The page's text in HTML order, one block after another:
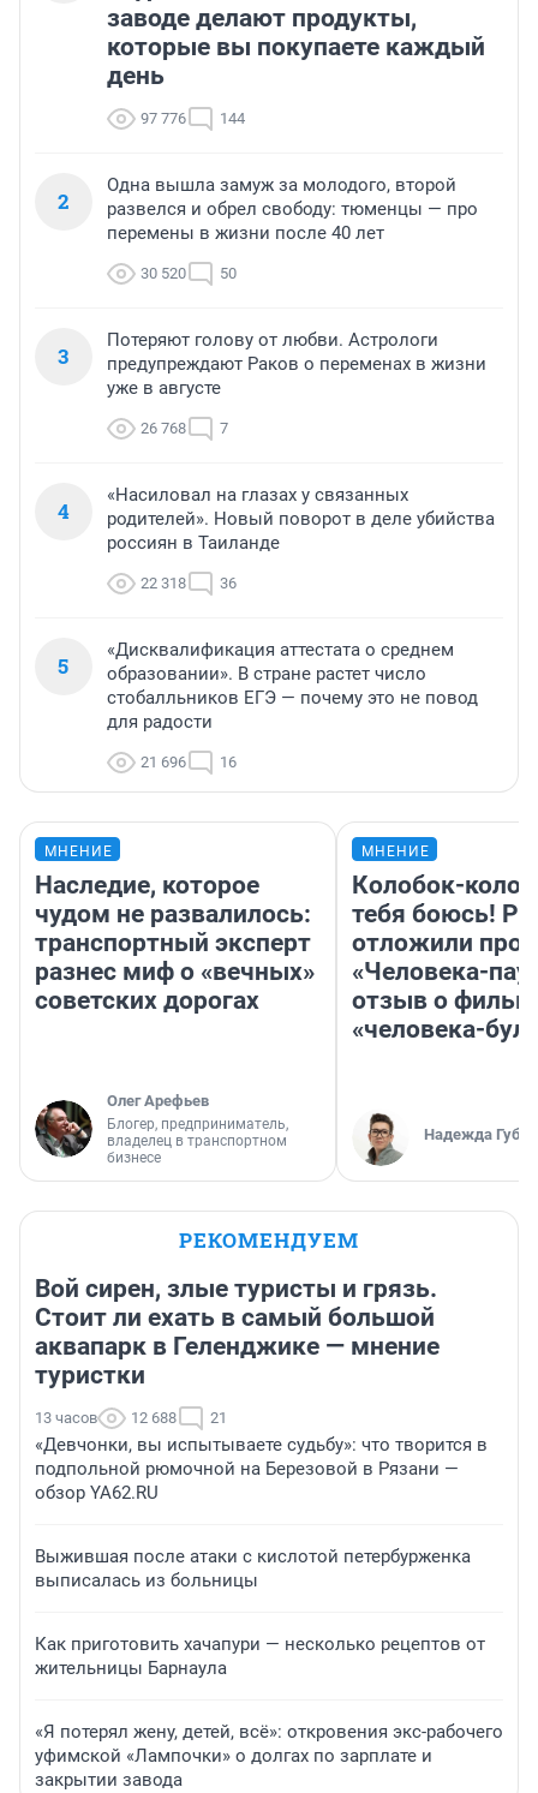
заводе делают продукты,
которые вы покупаете каждый
день
97 776 144
2
Одна вышла замуж за молодого, второй
развелся и обрел свободу: тюменцы — про
перемены в жизни после 40 лет
30 520 50
3
Потеряют голову от любви. Астрологи
предупреждают Раков о переменах в жизни
уже в августе
26 768 7
4
«Насиловал на глазах у связанных
родителей». Новый поворот в деле убийства
россиян в Таиланде
22 318 36
5
«Дисквалификация аттестата о среднем
образовании». В стране растет число
стобалльников ЕГЭ — почему это не повод
для радости
21 696 16
МНЕНИЕ
Наследие, которое
чудом не развалилось:
транспортный эксперт
разнес миф о «вечных»
советских дорогах
Олег Арефьев
Блогер, предприниматель,
владелец в транспортном
бизнесе
МНЕНИЕ
Колобок-
тебя боюсь!
отложили
«Человека-
отзыв о
«человека-
Надежда
РЕКОМЕНДУЕМ
Вой сирен, злые туристы и грязь.
Стоит ли ехать в самый большой
аквапарк в Геленджике — мнение
туристки
13 часов 12 688 21
«Девчонки, вы испытываете судьбу»: что творится в
подпольной рюмочной на Березовой в Рязани —
обзор YA62.RU
Выжившая после атаки с кислотой петербурженка
выписалась из больницы
Как приготовить хачапури — несколько рецептов от
жительницы Барнаула
«Я потерял жену, детей, всё»: откровения экс-рабочего
уфимской «Лампочки» о долгах по зарплате и
закрытии завода